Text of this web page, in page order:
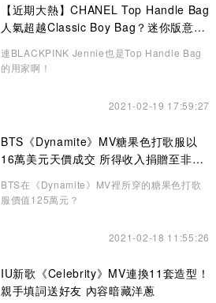
【近期大熱】CHANEL Top Handle Bag
人氣超越Classic Boy Bag？迷你版意想
連BLACKPINK Jennie也是Top Handle Bag
的用家啊！
2021-02-19 17:59:27
BTS《Dynamite》MV糖果色打歌服以
16萬美元天價成交 所得收入捐贈至非牟
BTS在《Dynamite》MV裡所穿的糖果色打歌
服價值125萬元？
2021-02-18 11:55:26
IU新歌《Celebrity》MV連換11套造型！
親手填詞送好友 內容暗藏洋蔥